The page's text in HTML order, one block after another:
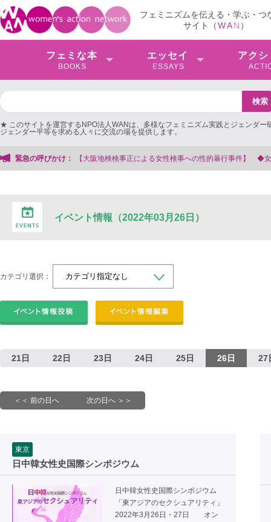
フェミニズムを伝える・学ぶ・つ
サイト（WAN ）
フェミな本
BOOKS
エッセイ
ESSAYS
アクシ
★ このサイトを運営するNPO法人WANは、多様なフェミニズム実践とジェンダー
ジェンダー平等を求める人々に交流の場を提供します。
緊急の呼びかけ：
【大阪地検検事正による女性検事への性的暴行事件】 ◆女性検事を支援する
イベント情報（2022年03月26日）
カテゴリ選択：
21日 22日 23日 24日 25日 26日 27
＜＜ 前の日へ 次の日へ ＞＞
東京
日中韓女性史国際シンポジウム
日中韓女性史国際シンポジウム
「東アジアのセクシュアリティ」
2022年3月26日・27日 オン